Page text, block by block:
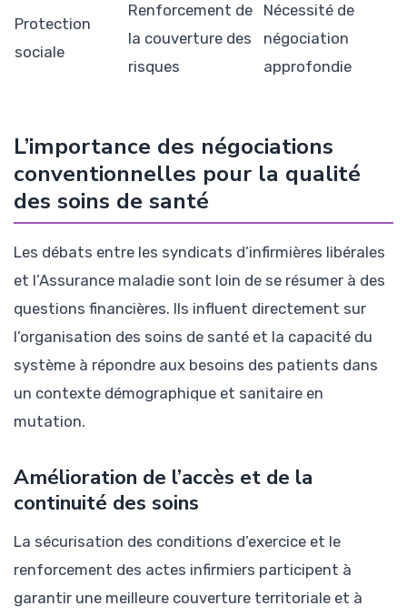
Protection
sociale
Renforcement de
la couverture des
risques
Nécessité de
négociation
approfondie
L’importance des négociations
conventionnelles pour la qualité
des soins de santé
Les débats entre les syndicats d’infirmières libérales
et l’Assurance maladie sont loin de se résumer à des
questions financières. Ils influent directement sur
l’organisation des soins de santé et la capacité du
système à répondre aux besoins des patients dans
un contexte démographique et sanitaire en
mutation.
Amélioration de l’accès et de la
continuité des soins
La sécurisation des conditions d’exercice et le
renforcement des actes infirmiers participent à
garantir une meilleure couverture territoriale et à